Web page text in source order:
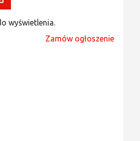
wyświetlenia.
Zamów ogłoszenie